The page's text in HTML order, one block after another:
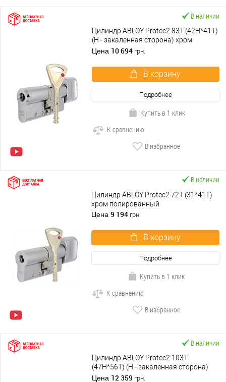
В наличии
Цилиндр ABLOY Protec2 83T (42H*41T)
(H - закаленная сторона) хром
полированный
Цена 10 694 грн.
В корзину
Подробнее
Купить в 1 клик
К сравнению
В избранное
В наличии
Цилиндр ABLOY Protec2 72T (31*41T)
хром полированный
Цена 9 194 грн.
В корзину
Подробнее
Купить в 1 клик
К сравнению
В избранное
В наличии
Цилиндр ABLOY Protec2 103T
(47H*56T) (H - закаленная сторона)
хром полированный
Цена 12 359 грн.